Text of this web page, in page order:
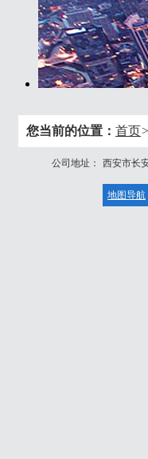
您当前的位置： 首页>
公司地址： 西安市长
地图导航